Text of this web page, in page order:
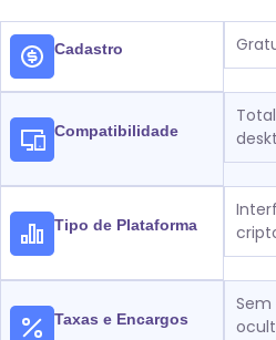
Cadastro
Compatibilidade
Tipo de Plataforma
Taxas e Encargos
Sem